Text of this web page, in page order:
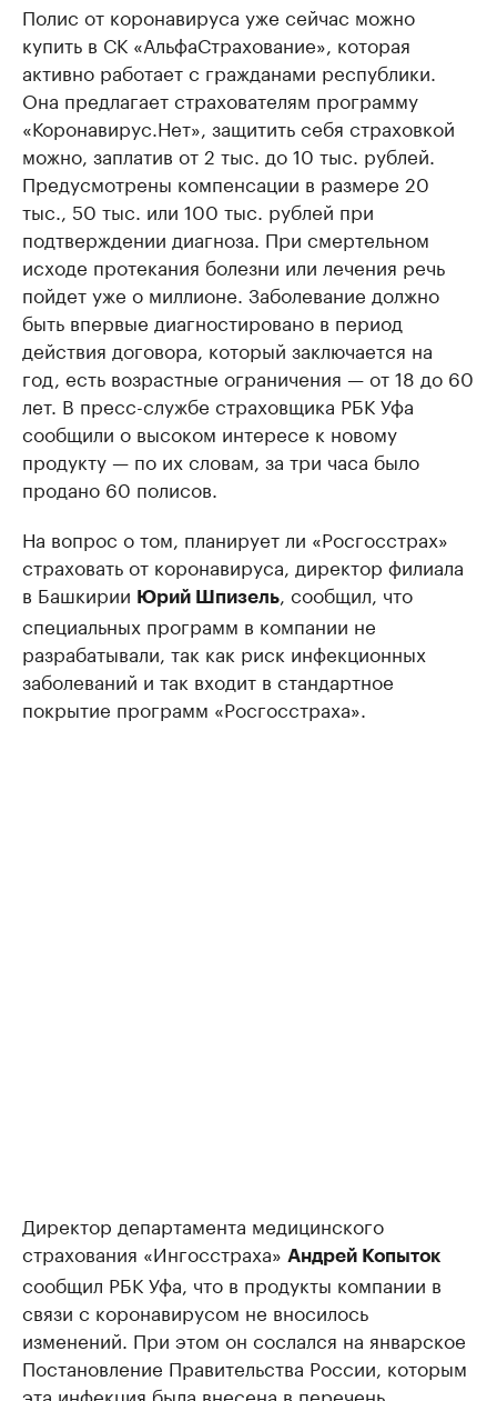
Полис от коронавируса уже сейчас можно
купить в СК «АльфаСтрахование», которая
активно работает с гражданами республики.
Она предлагает страхователям программу
«Коронавирус.Нет», защитить себя страховкой
можно, заплатив от 2 тыс. до 10 тыс. рублей.
Предусмотрены компенсации в размере 20
тыс., 50 тыс. или 100 тыс. рублей при
подтверждении диагноза. При смертельном
исходе протекания болезни или лечения речь
пойдет уже о миллионе. Заболевание должно
быть впервые диагностировано в период
действия договора, который заключается на
год, есть возрастные ограничения — от 18 до 60
лет. В пресс-службе страховщика РБК Уфа
сообщили о высоком интересе к новому
продукту — по их словам, за три часа было
продано 60 полисов.
На вопрос о том, планирует ли «Росгосстрах»
страховать от коронавируса, директор филиала
в Башкирии Юрий Шпизель, сообщил, что
специальных программ в компании не
разрабатывали, так как риск инфекционных
заболеваний и так входит в стандартное
покрытие программ «Росгосстраха».
Директор департамента медицинского
страхования «Ингосстраха» Андрей Копыток
сообщил РБК Уфа, что в продукты компании в
связи с коронавирусом не вносилось
изменений. При этом он сослался на январское
Постановление Правительства России, которым
эта инфекция была внесена в перечень